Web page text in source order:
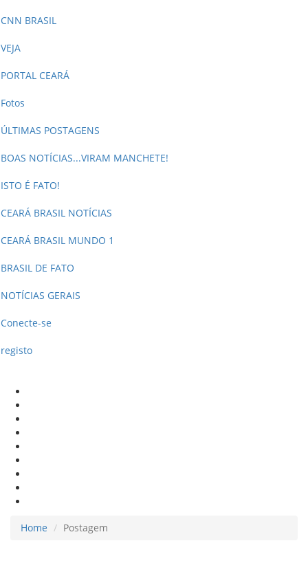
CNN BRASIL
VEJA
PORTAL CEARÁ
Fotos
ÚLTIMAS POSTAGENS
BOAS NOTÍCIAS...VIRAM MANCHETE!
ISTO É FATO!
CEARÁ BRASIL NOTÍCIAS
CEARÁ BRASIL MUNDO 1
BRASIL DE FATO
NOTÍCIAS GERAIS
Conecte-se
registo
Home Postagem